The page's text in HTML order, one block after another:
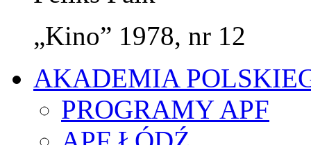
„Kino” 1978, nr 12
AKADEMIA
PROGRAMY APF